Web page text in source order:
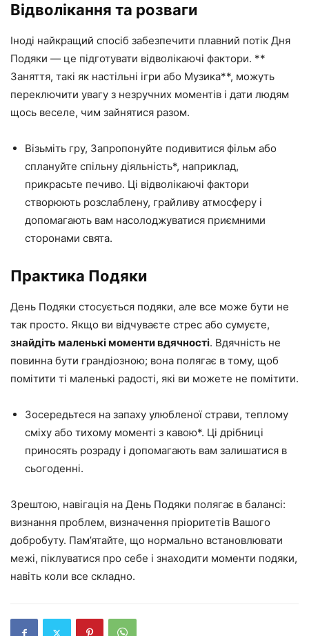
Відволікання та розваги
Іноді найкращий спосіб забезпечити плавний потік Дня
Подяки — це підготувати відволікаючі фактори. **
Заняття, такі як настільні ігри або Музика**, можуть
переключити увагу з незручних моментів і дати людям
щось веселе, чим зайнятися разом.
Візьміть гру, Запропонуйте подивитися фільм або
сплануйте спільну діяльність*, наприклад,
прикрасьте печиво. Ці відволікаючі фактори
створюють розслаблену, грайливу атмосферу і
допомагають вам насолоджуватися приємними
сторонами свята.
Практика Подяки
День Подяки стосується подяки, але все може бути не
так просто. Якщо ви відчуваєте стрес або сумуєте,
знайдіть маленькі моменти вдячності. Вдячність не
повинна бути грандіозною; вона полягає в тому, щоб
помітити ті маленькі радості, які ви можете не помітити.
Зосередьтеся на запаху улюбленої страви, теплому
сміху або тихому моменті з кавою*. Ці дрібниці
приносять розраду і допомагають вам залишатися в
сьогоденні.
Зрештою, навігація на День Подяки полягає в балансі:
визнання проблем, визначення пріоритетів Вашого
добробуту. Пам’ятайте, що нормально встановлювати
межі, піклуватися про себе і знаходити моменти подяки,
навіть коли все складно.